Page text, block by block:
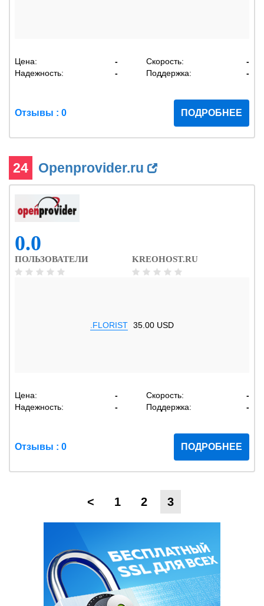
Цена: - Скорость:
-
Надежность:
- Поддержка: -
Отзывы : 0 ПОДРОБНЕЕ
24 Openprovider.ru
0.0
ПОЛЬЗОВАТЕЛИ KREOHOST.RU
.FLORIST 35.00 USD
Цена: - Скорость:
-
Надежность:
- Поддержка: -
Отзывы : 0 ПОДРОБНЕЕ
< 1 2 3